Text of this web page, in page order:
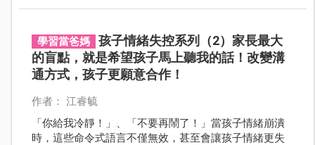
學習當爸媽
孩子情緒失控系列（2）家長最大
的盲點，就是希望孩子馬上聽我的話！改變溝
通方式，孩子更願意合作！
作者： 江睿毓
「你給我冷靜！」、「不要再鬧了！」當孩子情緒崩潰
時，這些命令式語言不僅無效，甚至會讓孩子情緒更失